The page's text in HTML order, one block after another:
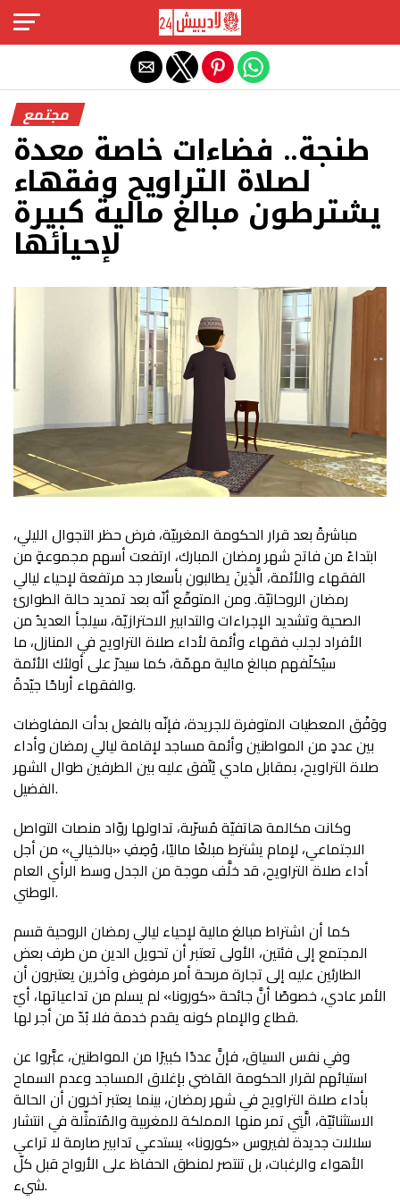
مجتمع
طنجة.. فضاءات خاصة معدة
لصلاة التراويح وفقهاء
يشترطون مبالغ مالية كبيرة
لإحيائها
مباشرةً بعد قرار الحكومة المغربيّة، فرض حظر التجوال الليلي،
ابتداءً من فاتح شهر رمضان المبارك، ارتفعت أسهم مجموعةٍ من
الفقهاء والأئمة، الَّذِينَ يطالبون بأسعار جد مرتفعة لإحياء ليالي
رمضان الروحانيّة. ومن المتوقّع أنّه بعد تمديد حالة الطوارئ
الصحية وتشديد الإجراءات والتدابير الاحترازيّة، سيلجأ العديدُ من
الأفراد لجلب فقهاء وأئمة لأداء صلاة التراويح في المنازل، ما
سيُكلّفهم مبالغ مالية مهمّة، كما سيدرّ على أولئك الأئمة
والفقهاء أرباحًا جيّدةً.
ووَفْق المعطيات المتوفرة للجريدة، فإنّه بالفعل بدأت المفاوضات
بين عددٍ من المواطنين وأئمة مساجد لإقامة ليالي رمضان وأداء
صلاة التراويح، بمقابل مادي يُتّفق عليه بين الطرفين طوال الشهر
الفضيل.
وكانت مكالمة هاتفيّة مُسرّبة، تداولها روّاد منصات التواصل
الاجتماعي، لإمام يشترط مبلغًا ماليًا، وُصِفِ «بالخيالي» من أجل
أداء صلاة التراويح، قد خلَّف موجة من الجدل وسط الرأي العام
الوطني.
كما أن اشتراط مبالغ مالية لإحياء ليالي رمضان الروحية قسم
المجتمع إلى فئتين، الأولى تعتبر أن تحويل الدين من طرف بعض
الطارئين عليه إلى تجارة مربحة أمر مرفوض وآخرين يعتبرون أن
الأمر عادي، خصوصًا أنَّ جائحة «كورونا» لم يسلم من تداعياتها، أيّ
قطاع والإمام كونه يقدم خدمة فلا بُدّ من أجر لها.
وفي نفس السياق، فإنَّ عددًا كبيرًا من المواطنين، عبَّروا عن
استيائهم لقرار الحكومة القاضي بإغلاق المساجد وعدم السماح
بأداء صلاة التراويح في شهر رمضان، بينما يعتبر آخرون أن الحالة
الاستثنائيّة، الَّتِي تمر منها المملكة للمغربية والمُتمثّلة في انتشار
سلالات جديدة لفيروس «كورونا» يستدعي تدابير صارمة لا تراعي
الأهواء والرغبات، بل تنتصر لمنطق الحفاظ على الأرواح قبل كلّ
شيء.
Exit mobile version